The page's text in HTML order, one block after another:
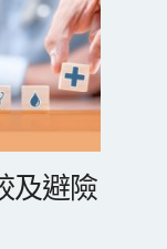
及避險